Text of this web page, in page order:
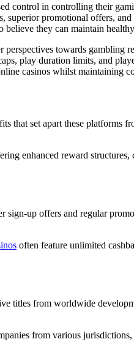
control in controlling their
promotional offers,
they can maintain
towards
play duration limits, and
casinos whilst
that set apart these
enhanced reward
sign-up offers and regular
often feature unlimited
titles from worldwide
from various